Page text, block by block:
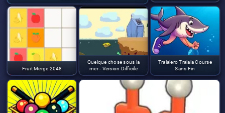
Fruit Merge 2048
Quelque chose sous la
mer - Version Difficile
Tralalero Tralala Course
Sans Fin